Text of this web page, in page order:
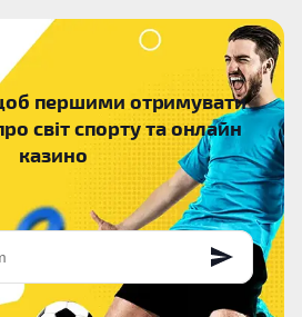
першими отримувати
світ спорту та онлайн
казино